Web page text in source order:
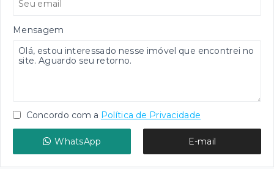
Mensagem
Concordo com a Política de Privacidade
WhatsApp E-mail